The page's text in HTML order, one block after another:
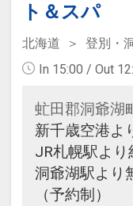
ト＆スパ
北海道
登別・
In 15:00 / Out
虻田郡洞爺湖
新千歳空港よ
JR札幌駅より
洞爺湖駅より
（予約制）